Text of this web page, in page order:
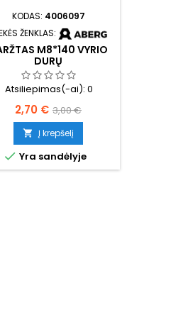
KODAS: 4006097
ŽENKLAS:
M8*140 VYRIO
DURŲ
Atsiliepimas(-ai): 0
Kaina
2,70 € Bazinė
kaina
3,00 €
 Į krepšelį
 Yra sandėlyje